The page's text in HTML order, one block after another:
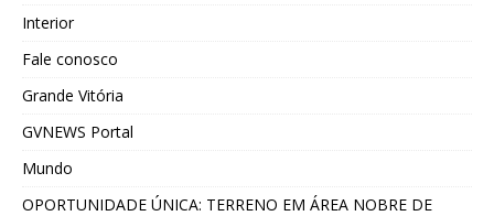
Interior
Fale conosco
Grande Vitória
GVNEWS Portal
Mundo
OPORTUNIDADE ÚNICA: TERRENO EM ÁREA NOBRE DE